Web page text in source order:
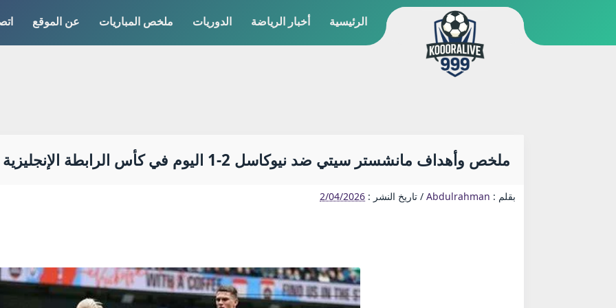
الرئيسية أخبار الرياضة الدوريات ملخص المباريات عن الموقع
ملخص وأهداف مانشستر سيتي ضد نيوكاسل 2-1 اليوم في كأس الرابطة الإنجليزية 2026
بقلم : Abdulrahman
/ تاريخ النشر : 2/04/2026